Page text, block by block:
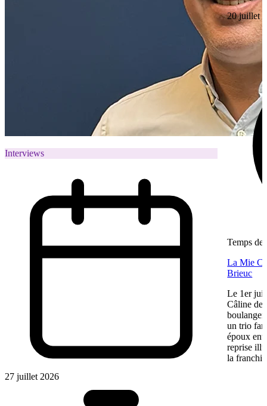
Interviews
27 juillet 2026
20 juillet
Temps de
La Mie
Brieuc
Le 1er
Câline de
un trio
époux
reprise
la